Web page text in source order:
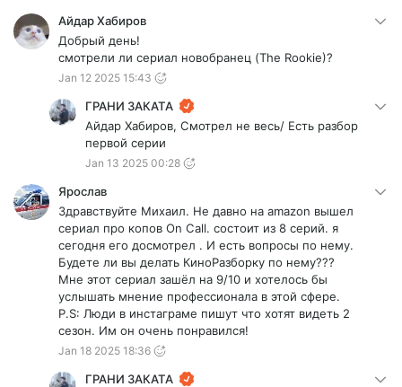
Айдар Хабиров
Добрый день!
смотрели ли сериал новобранец (The Rookie)?
Jan 12 2025 15:43
ГРАНИ ЗАКАТА
Айдар Хабиров, Смотрел не весь/ Есть разбор
первой серии
Jan 13 2025 00:28
Ярослав
Здравствуйте Михаил. Не давно на amazon вышел
сериал про копов On Call. состоит из 8 серий. я
сегодня его досмотрел . И есть вопросы по нему.
Будете ли вы делать КиноРазборку по нему???
Мне этот сериал зашёл на 9/10 и хотелось бы
услышать мнение профессионала в этой сфере.
P.S: Люди в инстаграме пишут что хотят видеть 2
сезон. Им он очень понравился!
Jan 18 2025 18:36
ГРАНИ ЗАКАТА